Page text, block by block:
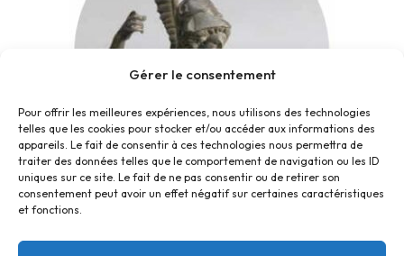
Gérer le consentement
Pour offrir les meilleures expériences, nous utilisons des technologies
telles que les cookies pour stocker et/ou accéder aux informations des
appareils. Le fait de consentir à ces technologies nous permettra de
traiter des données telles que le comportement de navigation ou les ID
uniques sur ce site. Le fait de ne pas consentir ou de retirer son
consentement peut avoir un effet négatif sur certaines caractéristiques
et fonctions.